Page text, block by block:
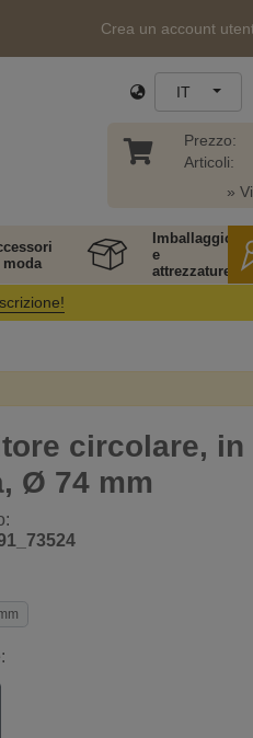
Crea un account
IT
Prezzo:
Articoli:
»
Imballaggio
e
attrezzature
circolare, in
Ø 74 mm